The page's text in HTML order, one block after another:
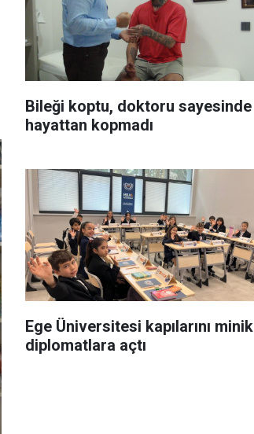
Bileği koptu, doktoru sayesinde
hayattan kopmadı
Ege Üniversitesi kapılarını minik
diplomatlara açtı